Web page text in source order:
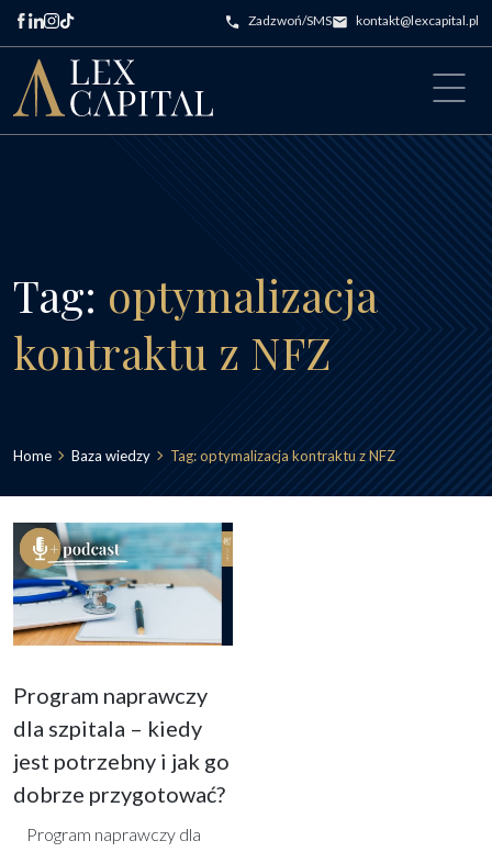
Przejdź do treści Zadzwoń/SMS kontakt@lexcapital.pl
Main Navigation
Tag: optymalizacja
kontraktu z NFZ
Home Baza wiedzy Tag:optymalizacja kontraktu z NFZ
Program naprawczy
dla szpitala – kiedy
jest potrzebny i jak go
dobrze przygotować?
Program naprawczy dla